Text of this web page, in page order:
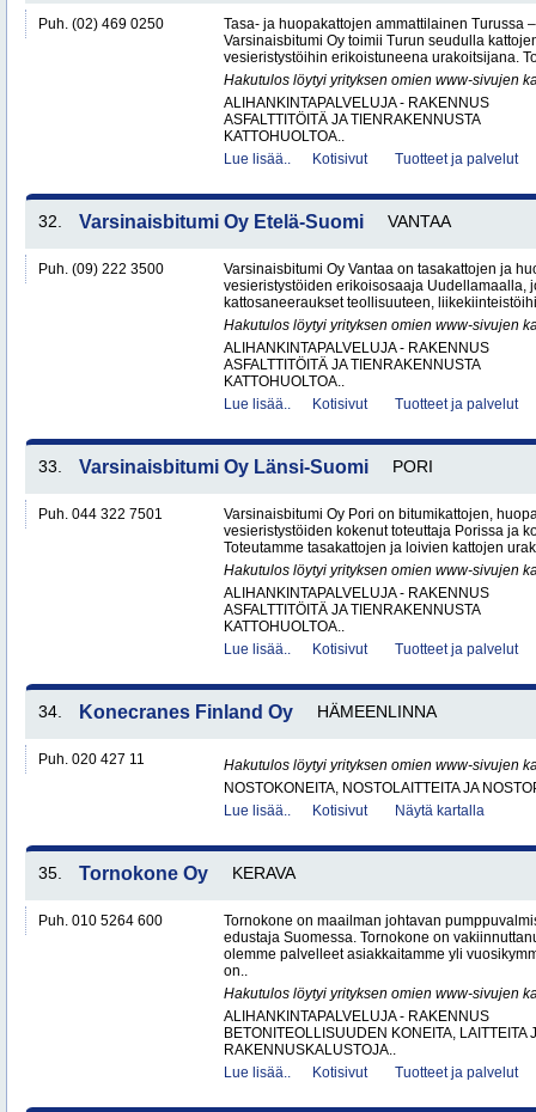
Puh. (02) 469 0250
Tasa- ja huopakattojen ammattilainen Turussa
Varsinaisbitumi Oy toimii Turun seudulla
vesieristystöihin erikoistuneena urakoitsijana.
Hakutulos löytyi yrityksen omien www-sivujen
ALIHANKINTAPALVELUJA - RAKENNUS
ASFALTTITÖITÄ JA TIENRAKENNUSTA
KATTOHUOLTOA..
Lue lisää..
Kotisivut Tuotteet ja palvelut
32. Varsinaisbitumi Oy Etelä-Suomi VANTAA
Puh. (09) 222 3500
Varsinaisbitumi Oy Vantaa on tasakattojen ja
vesieristystöiden erikoisosaaja Uudellamaalla,
kattosaneeraukset teollisuuteen,
Hakutulos löytyi yrityksen omien www-sivujen
ALIHANKINTAPALVELUJA - RAKENNUS
ASFALTTITÖITÄ JA TIENRAKENNUSTA
KATTOHUOLTOA..
Lue lisää..
Kotisivut Tuotteet ja palvelut
33. Varsinaisbitumi Oy Länsi-Suomi PORI
Puh. 044 322 7501
Varsinaisbitumi Oy Pori on bitumikattojen,
vesieristystöiden kokenut toteuttaja Porissa ja
Toteutamme tasakattojen ja loivien kattojen
Hakutulos löytyi yrityksen omien www-sivujen
ALIHANKINTAPALVELUJA - RAKENNUS
ASFALTTITÖITÄ JA TIENRAKENNUSTA
KATTOHUOLTOA..
Lue lisää..
Kotisivut Tuotteet ja palvelut
34. Konecranes Finland Oy HÄMEENLINNA
Puh. 020 427 11
Hakutulos löytyi yrityksen omien www-sivujen
NOSTOKONEITA, NOSTOLAITTEITA JA
Lue lisää..
Kotisivut Näytä kartalla
35. Tornokone Oy KERAVA
Puh. 010 5264 600
Tornokone on maailman johtavan
edustaja Suomessa. Tornokone on
olemme palvelleet asiakkaitamme yli
on..
Hakutulos löytyi yrityksen omien www-sivujen
ALIHANKINTAPALVELUJA - RAKENNUS
BETONITEOLLISUUDEN KONEITA, LAITTEITA
RAKENNUSKALUSTOJA..
Lue lisää..
Kotisivut Tuotteet ja palvelut